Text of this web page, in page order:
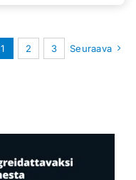
1 2 3 Seuraava